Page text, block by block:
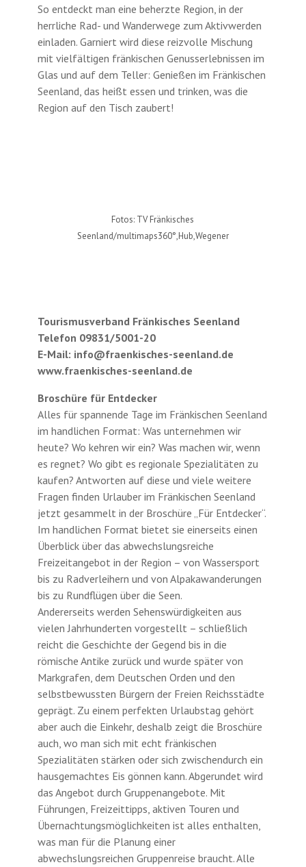
So entdeckt man eine beherzte Region, in der
herrliche Rad- und Wanderwege zum Aktivwerden
einladen. Garniert wird diese reizvolle Mischung
mit vielfältigen fränkischen Genusserlebnissen im
Glas und auf dem Teller: Genießen im Fränkischen
Seenland, das heißt essen und trinken, was die
Region auf den Tisch zaubert!
Fotos: TV Fränkisches
Seenland/multimaps360°,Hub,Wegener
Tourismusverband Fränkisches Seenland
Telefon 09831/5001-20
E-Mail: info@fraenkisches-seenland.de
www.fraenkisches-seenland.de
Broschüre für Entdecker
Alles für spannende Tage im Fränkischen Seenland
im handlichen Format: Was unternehmen wir
heute? Wo kehren wir ein? Was machen wir, wenn
es regnet? Wo gibt es regionale Spezialitäten zu
kaufen? Antworten auf diese und viele weitere
Fragen finden Urlauber im Fränkischen Seenland
jetzt gesammelt in der Broschüre „Für Entdecker“.
Im handlichen Format bietet sie einerseits einen
Überblick über das abwechslungsreiche
Freizeitangebot in der Region – von Wassersport
bis zu Radverleihern und von Alpakawanderungen
bis zu Rundflügen über die Seen.
Andererseits werden Sehenswürdigkeiten aus
vielen Jahrhunderten vorgestellt – schließlich
reicht die Geschichte der Gegend bis in die
römische Antike zurück und wurde später von
Markgrafen, dem Deutschen Orden und den
selbstbewussten Bürgern der Freien Reichsstädte
geprägt. Zu einem perfekten Urlaubstag gehört
aber auch die Einkehr, deshalb zeigt die Broschüre
auch, wo man sich mit echt fränkischen
Spezialitäten stärken oder sich zwischendurch ein
hausgemachtes Eis gönnen kann. Abgerundet wird
das Angebot durch Gruppenangebote. Mit
Führungen, Freizeittipps, aktiven Touren und
Übernachtungsmöglichkeiten ist alles enthalten,
was man für die Planung einer
abwechslungsreichen Gruppenreise braucht. Alle